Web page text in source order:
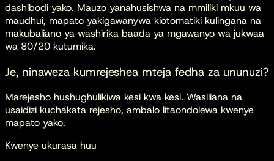
dashibodi yako. Mauzo yanahusishwa na mmiliki mkuu wa
maudhui, mapato yakigawanywa kiotomatiki kulingana na
makubaliano ya washirika baada ya mgawanyo wa jukwaa
wa 80/20 kutumika.
Je, ninaweza kumrejeshea mteja fedha za ununuzi?
Marejesho hushughulikiwa kesi kwa kesi. Wasiliana na
usaidizi kuchakata rejesho, ambalo litaondolewa kwenye
mapato yako.
Kwenye ukurasa huu